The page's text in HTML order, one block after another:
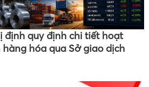
định quy định chi tiết hoạt
hóa qua Sở giao dịch